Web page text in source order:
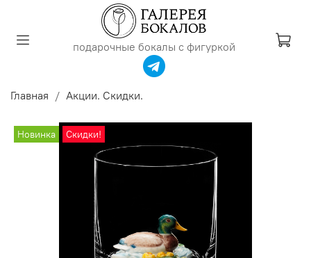
подарочные бокалы с фигуркой
Главная Акции. Скидки.
Новинка Скидки!